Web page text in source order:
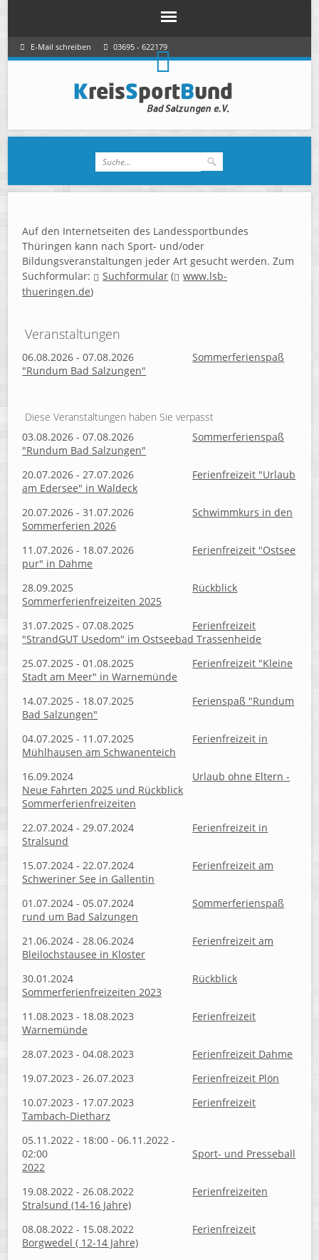
E-Mail schreiben 03695 - 622179
Auf den Internetseiten des Landessportbundes
Thüringen kann nach Sport- und/oder
Bildungsveranstaltungen jeder Art gesucht werden. Zum
Suchformular:
Suchformular (
www.lsb-
thueringen.de)
Veranstaltungen
06.08.2026 - 07.08.2026
Sommerferienspaß
"Rundum Bad Salzungen"
Diese Veranstaltungen haben Sie verpasst
03.08.2026 - 07.08.2026
Sommerferienspaß
"Rundum Bad Salzungen"
20.07.2026 - 27.07.2026
Ferienfreizeit "Urlaub
am Edersee" in Waldeck
20.07.2026 - 31.07.2026
Schwimmkurs in den
Sommerferien 2026
11.07.2026 - 18.07.2026
Ferienfreizeit "Ostsee
pur" in Dahme
28.09.2025
Rückblick
Sommerferienfreizeiten 2025
31.07.2025 - 07.08.2025
Ferienfreizeit
"StrandGUT Usedom" im Ostseebad Trassenheide
25.07.2025 - 01.08.2025
Ferienfreizeit "Kleine
Stadt am Meer" in Warnemünde
14.07.2025 - 18.07.2025
Ferienspaß "Rundum
Bad Salzungen"
04.07.2025 - 11.07.2025
Ferienfreizeit in
Mühlhausen am Schwanenteich
16.09.2024
Urlaub ohne Eltern -
Neue Fahrten 2025 und Rückblick
Sommerferienfreizeiten
22.07.2024 - 29.07.2024
Ferienfreizeit in
Stralsund
15.07.2024 - 22.07.2024
Ferienfreizeit am
Schweriner See in Gallentin
01.07.2024 - 05.07.2024
Sommerferienspaß
rund um Bad Salzungen
21.06.2024 - 28.06.2024
Ferienfreizeit am
Bleilochstausee in Kloster
30.01.2024
Rückblick
Sommerferienfreizeiten 2023
11.08.2023 - 18.08.2023
Ferienfreizeit
Warnemünde
28.07.2023 - 04.08.2023
Ferienfreizeit Dahme
19.07.2023 - 26.07.2023
Ferienfreizeit Plön
10.07.2023 - 17.07.2023
Ferienfreizeit
Tambach-Dietharz
05.11.2022 - 18:00 - 06.11.2022 -
02:00
Sport- und Presseball
2022
19.08.2022 - 26.08.2022
Ferienfreizeiten
Stralsund (14-16 Jahre)
08.08.2022 - 15.08.2022
Ferienfreizeit
Borgwedel ( 12-14 Jahre)